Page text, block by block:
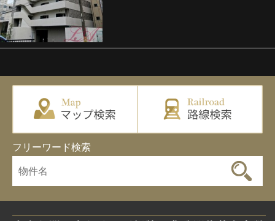
フリーワード検索